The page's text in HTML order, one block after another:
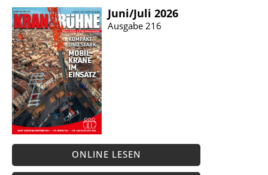
Juni/​Juli 2026
Ausgabe 216
ONLINE LESEN